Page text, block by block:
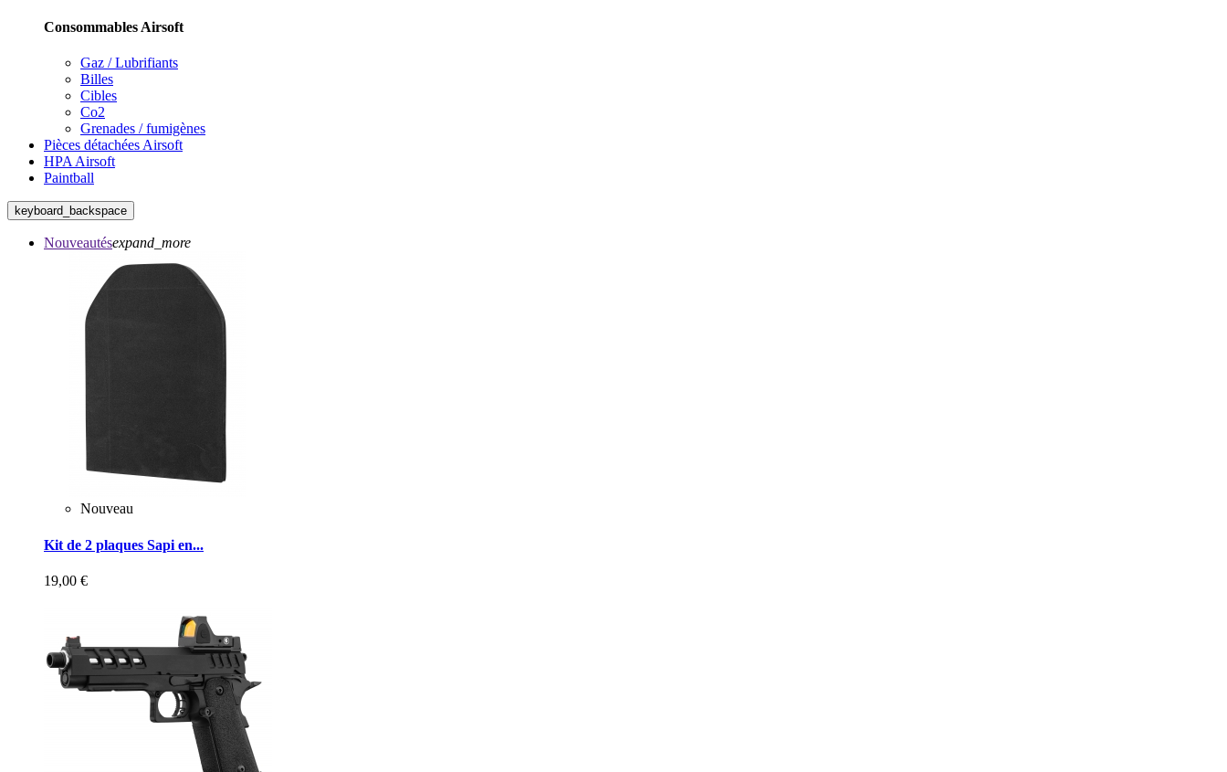
Consommables Airsoft
Gaz / Lubrifiants
Billes
Cibles
Co2
Grenades / fumigènes
Pièces détachées Airsoft
HPA Airsoft
Paintball
keyboard_backspace
Nouveautésexpand_more
Nouveau
Kit de 2 plaques Sapi en...
19,00 €